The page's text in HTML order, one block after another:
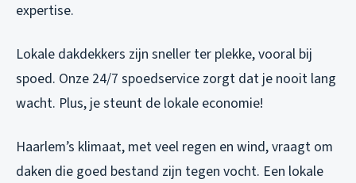
expertise.
Lokale dakdekkers zijn sneller ter plekke, vooral bij
spoed. Onze 24/7 spoedservice zorgt dat je nooit lang
wacht. Plus, je steunt de lokale economie!
Haarlem’s klimaat, met veel regen en wind, vraagt om
daken die goed bestand zijn tegen vocht. Een lokale